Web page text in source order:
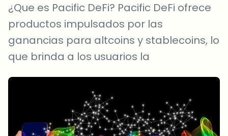
¿Que es Pacific DeFi? Pacific DeFi ofrece
productos impulsados ​​por las
ganancias para altcoins y stablecoins, lo
que brinda a los usuarios la